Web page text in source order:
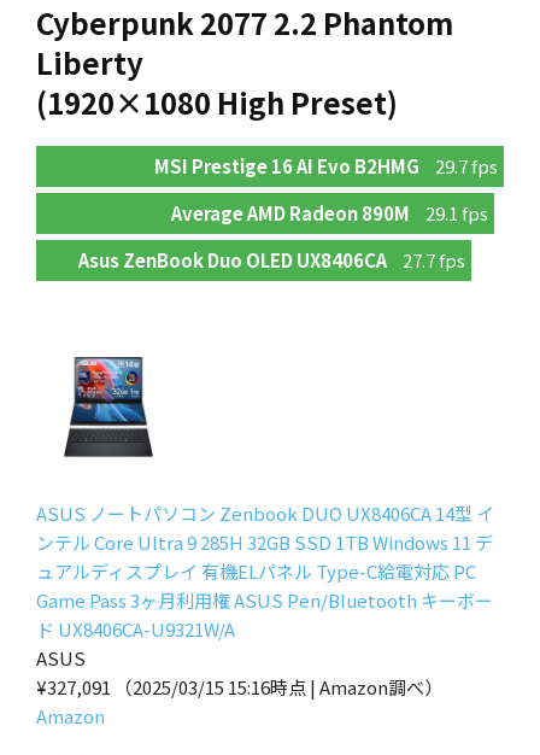
Cyberpunk 2077 2.2 Phantom
Liberty
(1920×1080 High Preset)
MSI Prestige 16 AI Evo B2HMG
29.7 fps
Average AMD Radeon 890M
29.1 fps
Asus ZenBook Duo OLED UX8406CA
27.7 fps
ASUS ノートパソコン Zenbook DUO UX8406CA 14型 イ
ンテル Core Ultra 9 285H 32GB SSD 1TB Windows 11 デ
ュアルディスプレイ 有機ELパネル Type-C給電対応 PC
Game Pass 3ヶ月利用権 ASUS Pen/Bluetooth キーボー
ド UX8406CA-U9321W/A
ASUS
¥327,091
（2025/03/15 15:16時点 | Amazon調べ）
Amazon